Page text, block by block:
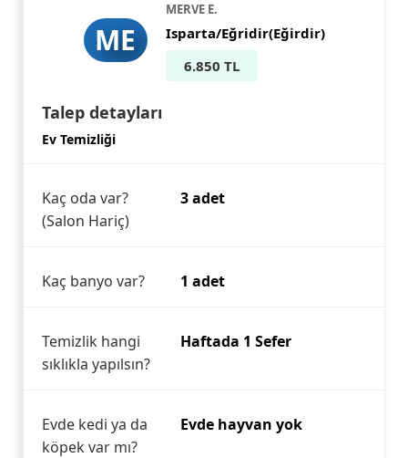
ME
MERVE E.
Isparta/Eğridir(Eğirdir)
6.850 TL
Talep detayları
Ev Temizliği
Kaç oda var?
(Salon Hariç)
3 adet
Kaç banyo var? 1 adet
Temizlik hangi
sıklıkla yapılsın?
Haftada 1 Sefer
Evde kedi ya da
köpek var mı?
Evde hayvan yok